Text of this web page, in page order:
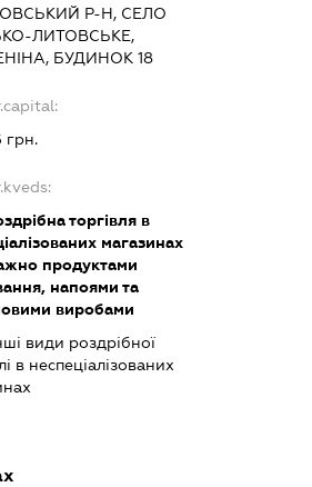
Р-Н, СЕЛО
ЛИТОВСЬКЕ,
БУДИНОК 18
грн.
торгівля в
магазинах
продуктами
напоями та
виробами
види роздрібної
в неспеціалізованих